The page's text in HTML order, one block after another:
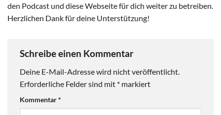
den Podcast und diese Webseite für dich weiter zu betreiben.
Herzlichen Dank für deine Unterstützung!
Schreibe einen Kommentar
Deine E-Mail-Adresse wird nicht veröffentlicht.
Erforderliche Felder sind mit * markiert
Kommentar*